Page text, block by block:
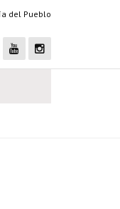
del Pueblo